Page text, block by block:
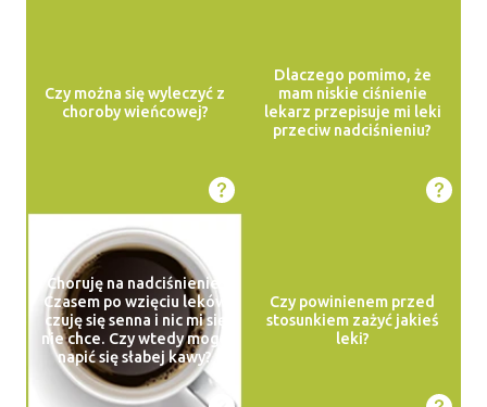
Czy można się wyleczyć z
choroby wieńcowej?
Dlaczego pomimo, że
mam niskie ciśnienie
lekarz przepisuje mi leki
przeciw nadciśnieniu?
Choruję na nadciśnienie.
Czasem po wzięciu leków
czuję się senna i nic mi się
nie chce. Czy wtedy mogę
napić się słabej kawy?
Czy powinienem przed
stosunkiem zażyć jakieś
leki?